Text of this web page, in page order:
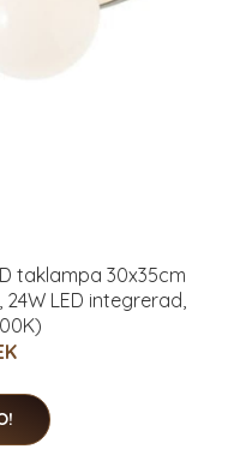
taklampa 30x35cm
LED integrerad,